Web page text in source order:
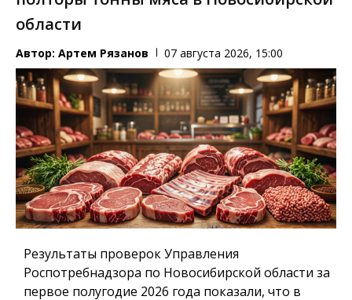
области
Автор: Артем Рязанов 07 августа 2026, 15:00
Результаты проверок Управления
Роспотребнадзора по Новосибирской области за
первое полугодие 2026 года показали, что в